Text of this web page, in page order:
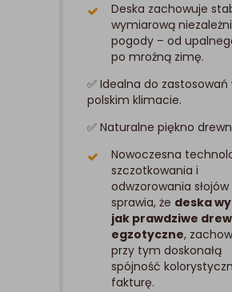
Deska zachowuje
wymiarową
pogody – od
po mroźną zimę.
✅ Idealna do zastosowań
polskim klimacie.
✅ Naturalne piękno
Nowoczesna
szczotkowania i
odwzorowania słojów
sprawia, że deska
jak prawdziwe
egzotyczne,
przy tym doskonałą
spójność
fakturę.